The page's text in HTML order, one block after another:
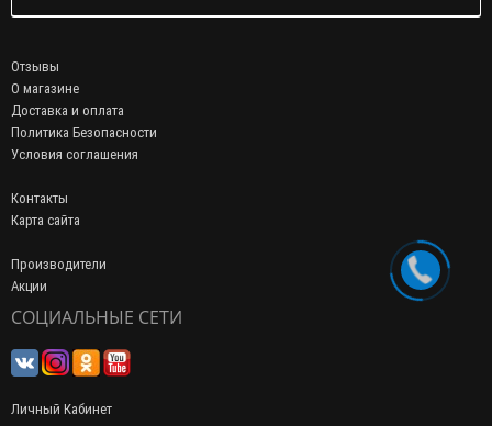
Отзывы
О магазине
Доставка и оплата
Политика Безопасности
Условия соглашения
Контакты
Карта сайта
Производители
Акции
СОЦИАЛЬНЫЕ СЕТИ
Личный Кабинет